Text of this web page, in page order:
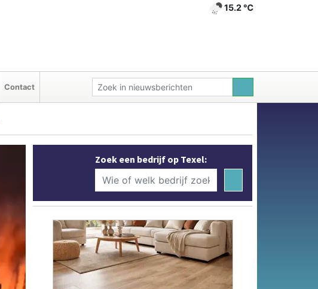
15.2 ℃
Contact
Zoek een bedrijf op Texel: